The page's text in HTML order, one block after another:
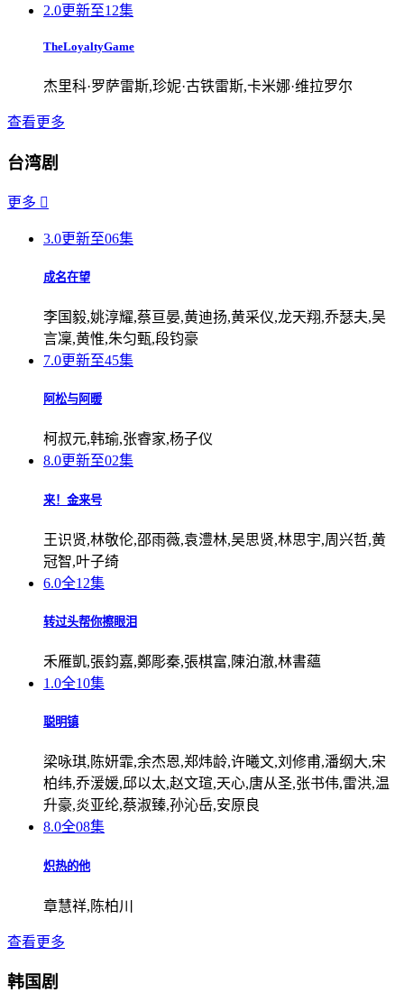
2.0更新至12集
TheLoyaltyGame
杰里科·罗萨雷斯,珍妮·古铁雷斯,卡米娜·维拉罗尔
查看更多
台湾剧
更多 
3.0更新至06集
成名在望
李国毅,姚淳耀,蔡亘晏,黄迪扬,黄采仪,龙天翔,乔瑟夫,吴
言凜,黄惟,朱匀甄,段钧豪
7.0更新至45集
阿松与阿暖
柯叔元,韩瑜,张睿家,杨子仪
8.0更新至02集
来！金来号
王识贤,林敬伦,邵雨薇,袁澧林,吴思贤,林思宇,周兴哲,黄
冠智,叶子绮
6.0全12集
转过头帮你擦眼泪
禾雁凱,張鈞嘉,鄭彫秦,張棋富,陳泊澈,林書蘊
1.0全10集
聪明镇
梁咏琪,陈妍霏,余杰恩,郑炜龄,许曦文,刘修甫,潘纲大,宋
柏纬,乔湲媛,邱以太,赵文瑄,天心,唐从圣,张书伟,雷洪,温
升豪,炎亚纶,蔡淑臻,孙沁岳,安原良
8.0全08集
炽热的他
章慧祥,陈柏川
查看更多
韩国剧